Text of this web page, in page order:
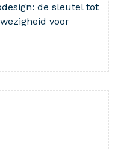
de sleutel tot
voor